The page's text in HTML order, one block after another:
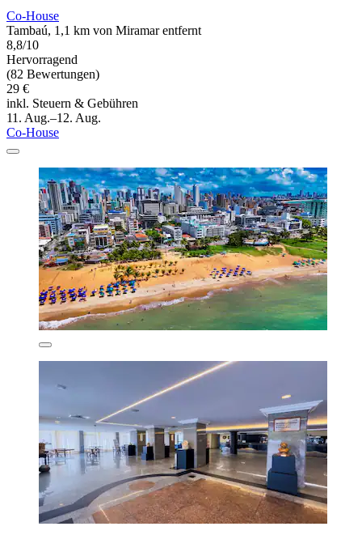
Co-House
Tambaú, 1,1 km von Miramar entfernt
8,8/10
Hervorragend
(82 Bewertungen)
29 €
inkl. Steuern & Gebühren
11. Aug.–12. Aug.
Co-House